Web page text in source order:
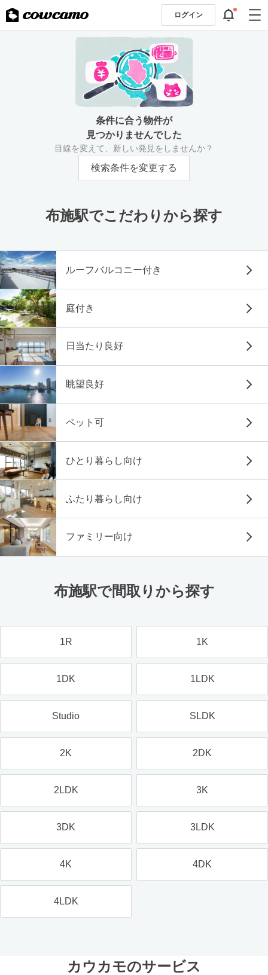
ログイン
条件に合う物件が
見つかりませんでした
目線を変えて、新しい発見をしませんか？
検索条件を変更する
布施駅でこだわりから探す
ルーフバルコニー付き
庭付き
日当たり良好
眺望良好
ペット可
ひとり暮らし向け
ふたり暮らし向け
ファミリー向け
布施駅で間取りから探す
1R 1K
1DK 1LDK
Studio SLDK
2K 2DK
2LDK 3K
3DK 3LDK
4K 4DK
4LDK
カウカモのサービス